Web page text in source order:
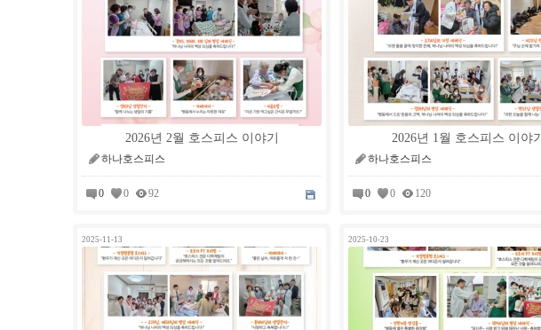
2026년 2월 호스피스 이야기
하나호스피스
0 0 92
2026년 1월 호스피스 이야기
하나호스피스
0 0 120
2025-11-13 2025-10-23